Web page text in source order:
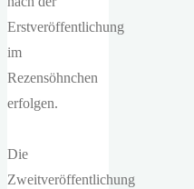
Erstveröffentlichung
im
Rezensöhnchen
erfolgen.
Die
Zweitveröffentlichung